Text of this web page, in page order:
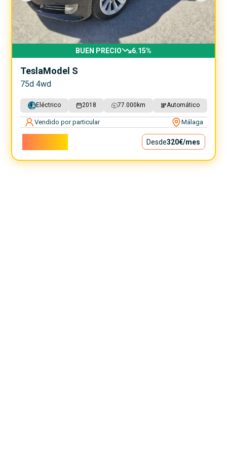
BUEN PRECIO 6.15%
TeslaModel S
75d 4wd
Eléctrico 2018 77.000 km Automático
Vendido por particular Málaga
Desde320€/mes